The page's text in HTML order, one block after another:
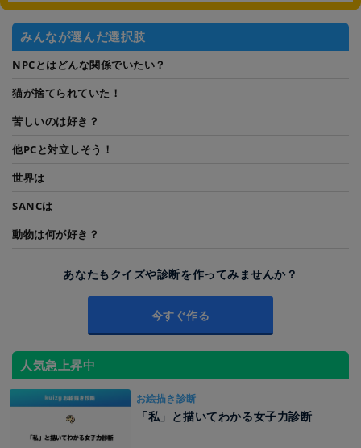
みんなが選んだ選択肢
NPCとはどんな関係でいたい？
猫が捨てられていた！
苦しいのは好き？
他PCと対立しそう！
世界は
SANCは
動物は何が好き？
あなたもクイズや診断を作ってみませんか？
今すぐ作る
人気急上昇中
お絵描き診断
「私」と描いてわかる女子力診断